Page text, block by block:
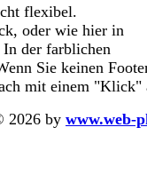
flexibel.
oder wie hier in
der farblichen
Sie keinen
mit einem "Klick"
2026 by www.web-